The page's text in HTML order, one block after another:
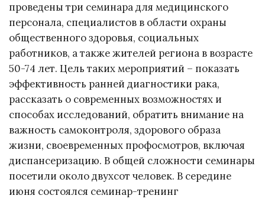
проведены три семинара для медицинского
персонала, специалистов в области охраны
общественного здоровья, социальных
работников, а также жителей региона в возрасте
50-74 лет. Цель таких мероприятий – показать
эффективность ранней диагностики рака,
рассказать о современных возможностях и
способах исследований, обратить внимание на
важность самоконтроля, здорового образа
жизни, своевременных профосмотров, включая
диспансеризацию. В общей сложности семинары
посетили около двухсот человек. В середине
июня состоялся семинар-тренинг